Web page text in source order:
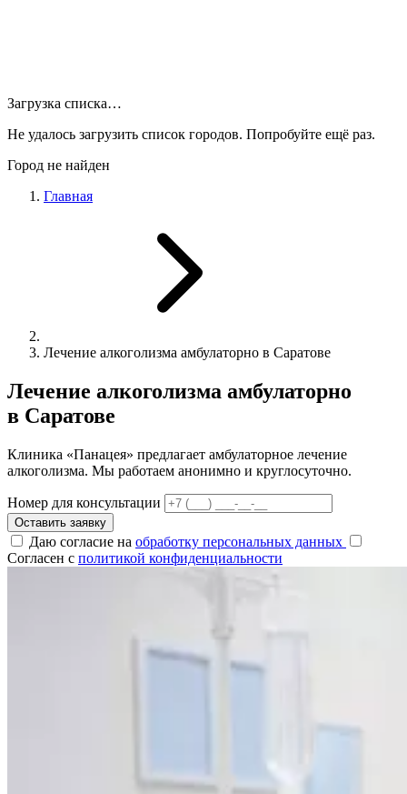
Загрузка списка…
Не удалось загрузить список городов. Попробуйте ещё раз.
Город не найден
Главная
Лечение алкоголизма амбулаторно в Саратове
Лечение алкоголизма амбулаторно
в Саратове
Клиника «Панацея» предлагает амбулаторное лечение
алкоголизма. Мы работаем анонимно и круглосуточно.
Номер для консультации
Оставить заявку
Даю согласие на обработку персональных данных
Согласен с политикой конфиденциальности